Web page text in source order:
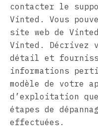
contacter le
Vinted. Vous
site web de
Vinted. Décrivez
détail et
informations
modèle de votre
d’exploitation
étapes de
effectuées.